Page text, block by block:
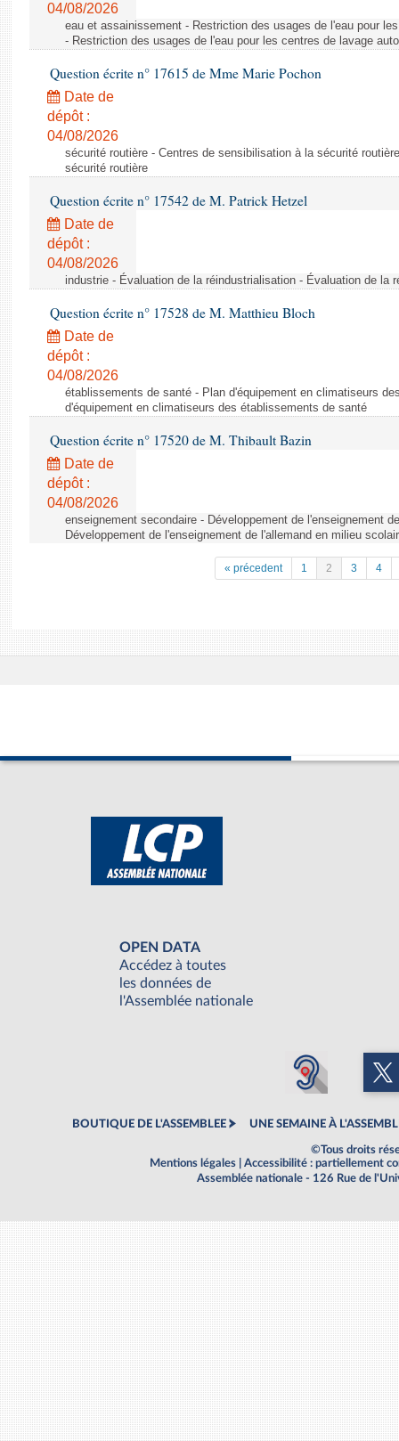
04/08/2026
eau et assainissement - Restriction des usages de l'eau pour
- Restriction des usages de l'eau pour les centres de lavage
Question écrite n° 17615 de Mme Marie Pochon
Date de
dépôt :
04/08/2026
sécurité routière - Centres de sensibilisation à la sécurité
sécurité routière
Question écrite n° 17542 de M. Patrick Hetzel
Date de
dépôt :
04/08/2026
industrie - Évaluation de la réindustrialisation - Évaluation de la
Question écrite n° 17528 de M. Matthieu Bloch
Date de
dépôt :
04/08/2026
établissements de santé - Plan d'équipement en climatiseurs
d'équipement en climatiseurs des établissements de santé
Question écrite n° 17520 de M. Thibault Bazin
Date de
dépôt :
04/08/2026
enseignement secondaire - Développement de l'enseignement
Développement de l'enseignement de l'allemand en milieu
« précedent 1 2 3 4
OPEN DATA
Accédez à toutes
les données de
l'Assemblée nationale
BOUTIQUE DE L'ASSEMBLEE UNE SEMAINE À
©Tous droits
Mentions légales
Accessibilité : partiellement
Assemblée nationale - 126 Rue de